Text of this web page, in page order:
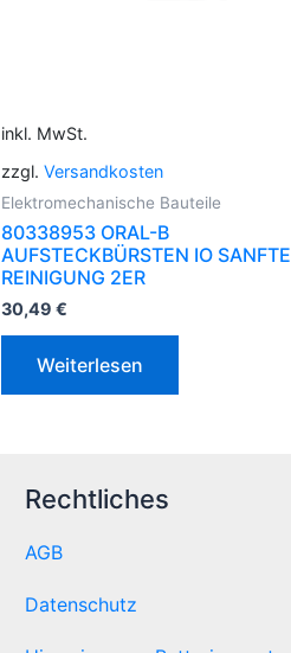
inkl. MwSt.
zzgl. Versandkosten
Elektromechanische Bauteile
80338953 ORAL-B
AUFSTECKBÜRSTEN IO SANFTE
REINIGUNG 2ER
30,49 €
Weiterlesen
Rechtliches
AGB
Datenschutz